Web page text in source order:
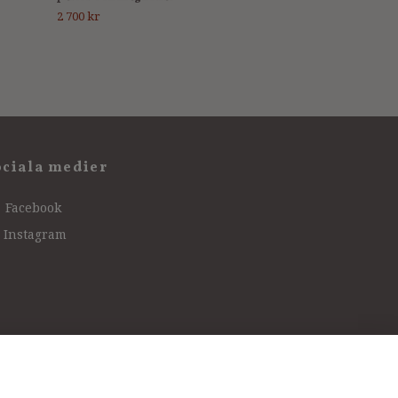
2 700 kr
medier
Facebook
Instagram